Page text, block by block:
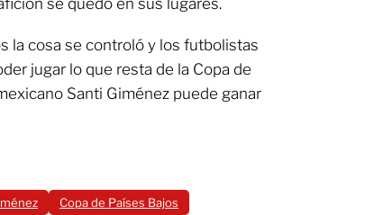
se quedó en sus lugares.
la cosa se controló y los futbolistas
jugar lo que resta de la Copa de
Santi Giménez puede ganar
Copa de Países Bajos